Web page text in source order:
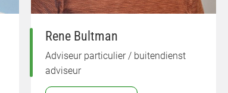
Rene Bultman
Adviseur particulier / buitendienst
adviseur